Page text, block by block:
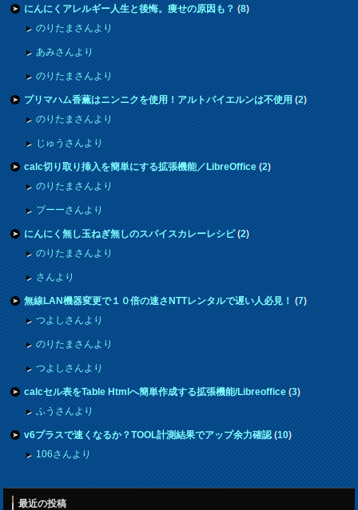
にんにくアレルギー人生と後悔。痩せの原因も？(8)
のりたまさんより
あみさんより
のりたまさんより
プリマハム香薫はニンニクを使用！アルトバイエルンは不使用(2)
のりたまさんより
じゅうさんより
calc切り取り挿入を簡単にする拡張機能／LibreOffice(2)
のりたまさんより
プーーさんより
にんにく無し玉ねぎ無しのスパイスカレーレシピ(2)
のりたまさんより
さんより
無線LAN機器変更で１０倍の速さNTTレンタルで遅い人必見！(7)
つよしさんより
のりたまさんより
つよしさんより
calcセル表をTable Htmlへ簡単作成する拡張機能/Libreoffice(3)
ふうさんより
v6プラスで速くなるか？TOOL計測結果でアップ余力確認(10)
106さんより
最近の投稿